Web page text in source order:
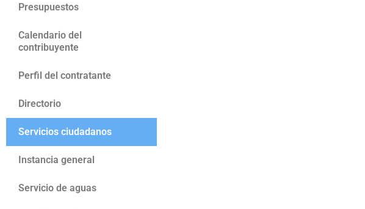
Presupuestos
Calendario del
contribuyente
Perfil del contratante
Directorio
Servicios ciudadanos
Instancia general
Servicio de aguas